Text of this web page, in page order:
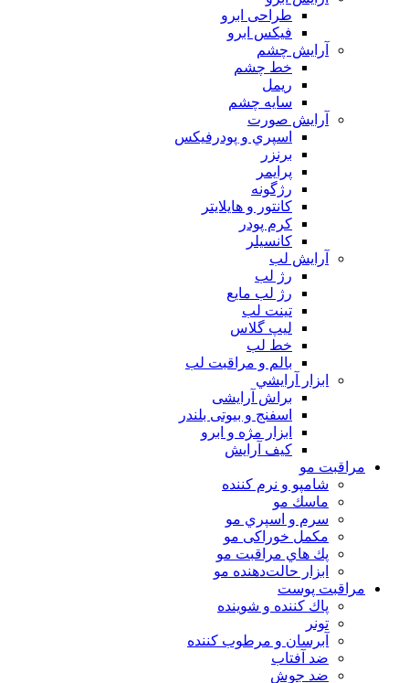
طراحی ابرو
فیکس ابرو
آرايش چشم
خط چشم
ريمل
سايه چشم
آرايش صورت
اسپري و پودرفيكس
برنزر
پرايمر
رژگونه
كانتور و هايلايتر
كرم پودر
كانسيلر
آرايش لب
رژ لب
رژ لب مایع
تینت لب
لیپ گلاس
خط لب
بالم و مراقبت لب
ابزار آرايشي
براش آرایشی
اسفنج و بیوتی بلندر
ابزار مژه و ابرو
کیف آرایش
مراقبت مو
شامپو و نرم كننده
ماسك مو
سرم و اسپري مو
مكمل خوراكی مو
پك هاي مراقبت مو
ابزار حالت‌دهنده مو
مراقبت پوست
پاك كننده و شوينده
تونر
آبرسان و مرطوب كننده
ضد آفتاب
ضد جوش